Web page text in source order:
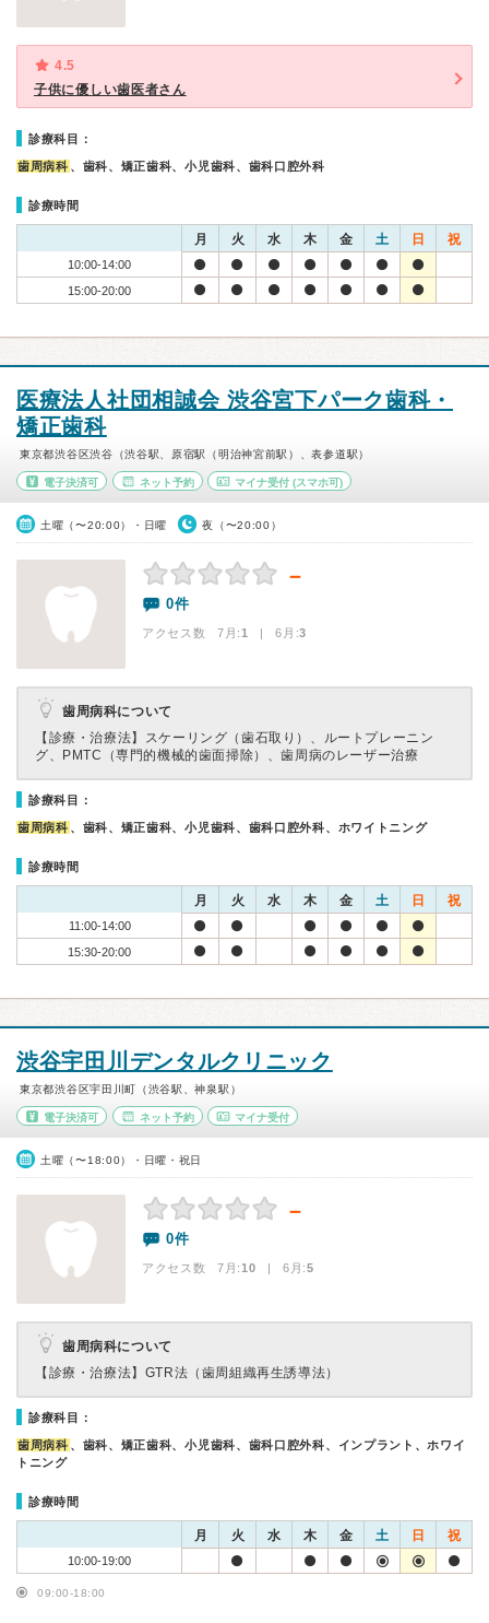
4.5
子供に優しい歯医者さん
診療科目：
歯周病科 、歯科、矯正歯科、小児歯科、歯科口腔外科
診療時間
月 火 水 木 金 土 日 祝
10:00-14:00
15:00-20:00
医療法人社団相誠会 渋谷宮下パーク歯科・
矯正歯科
東京都渋谷区渋谷（渋谷駅、原宿駅（明治神宮前駅）、表参道駅）
電子決済可 ネット予約 マイナ受付 (スマホ可)
土曜（〜20:00）・日曜 夜（〜20:00）
－
0件
アクセス数 7月:1 | 6月:3
歯周病科について
【診療・治療法】 スケーリング（歯石取り）、ルートプレーニン
グ、PMTC（専門的機械的歯面掃除）、歯周病のレーザー治療
診療科目：
歯周病科 、歯科、矯正歯科、小児歯科、歯科口腔外科、ホワイトニング
診療時間
月 火 水 木 金 土 日 祝
11:00-14:00
15:30-20:00
渋谷宇田川デンタルクリニック
東京都渋谷区宇田川町（渋谷駅、神泉駅）
電子決済可 ネット予約 マイナ受付
土曜（〜18:00）・日曜・祝日
－
0件
アクセス数 7月:10 | 6月:5
歯周病科について
【診療・治療法】 GTR法（歯周組織再生誘導法）
診療科目：
歯周病科 、歯科、矯正歯科、小児歯科、歯科口腔外科、インプラント、ホワイ
トニング
診療時間
月 火 水 木 金 土 日 祝
10:00-19:00
09:00-18:00